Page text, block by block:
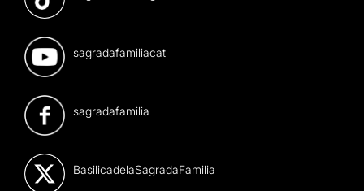
sagradafamiliacat
sagradafamilia
BasilicadelaSagradaFamilia